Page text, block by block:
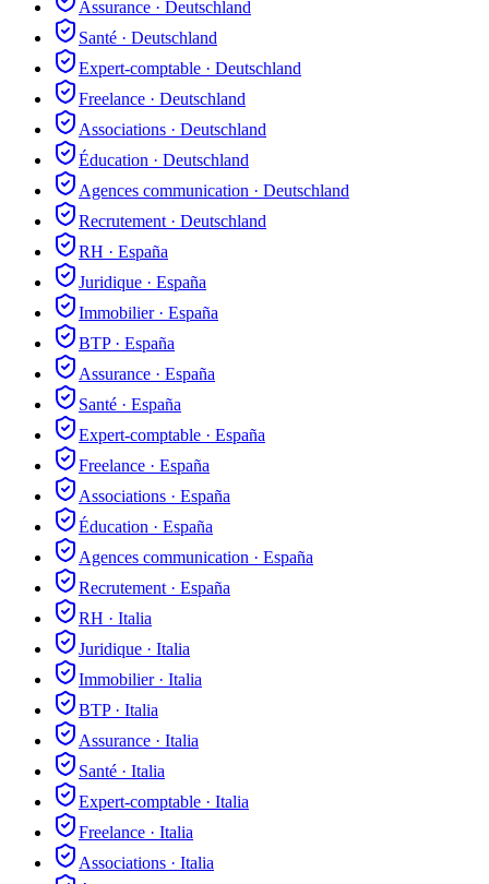
Assurance · Deutschland
Santé · Deutschland
Expert-comptable · Deutschland
Freelance · Deutschland
Associations · Deutschland
Éducation · Deutschland
Agences communication · Deutschland
Recrutement · Deutschland
RH · España
Juridique · España
Immobilier· España
BTP· España
Assurance · España
Santé · España
Expert-comptable · España
Freelance · España
Associations · España
Éducation · España
Agences communication · España
Recrutement · España
RH · Italia
Juridique · Italia
Immobilier· Italia
BTP· Italia
Assurance · Italia
Santé · Italia
Expert-comptable · Italia
Freelance · Italia
Associations · Italia